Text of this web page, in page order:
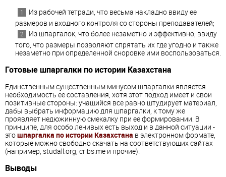
Из рабочей тетради, что весьма накладно ввиду ее
размеров и входного контроля со стороны преподавателей;
Из шпаргалок, что более незаметно и эффективно, ввиду
того, что размеры позволяют спрятать их где угодно и также
незаметно при определенной сноровке ими воспользоваться.
Готовые шпаргалки по истории Казахстана
Единственным существенным минусом шпаргалки является
необходимость ее составления, хотя этот подход имеет и свои
позитивные стороны: учащийся все равно штудирует материал,
дабы выбрать информацию для шпаргалки, к тому же
проявляет недюжинную смекалку при ее формировании. В
принципе, для особо ленивых есть выход и в данной ситуации -
этошпаргалка по истории Казахстана в электронном формате,
которые можно свободно скачать на соответствующих сайтах
(например, studall.org, cribs.me и прочие).
Выводы